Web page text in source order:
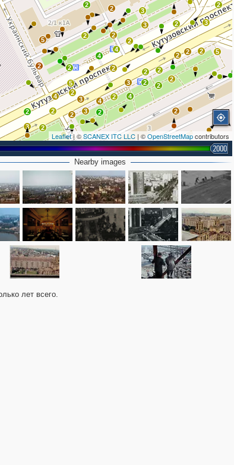
2
3
2
3
2 2 5
3
2
2
2
2 4
3
2
2
2
2
2
2
2
2
4
2
4
2
2 2
2
5
2
2
2
2
4
5
2
3
3
4
2
3
Leaflet| ©SCANEX ITC LLC | ©OpenStreetMapcontributors
2000
Nearby images
лет всего.